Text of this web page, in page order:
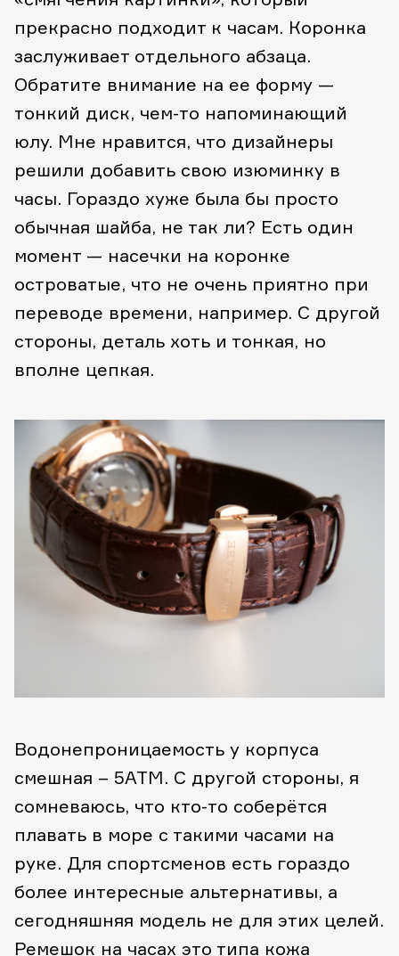
прекрасно подходит к часам. Коронка
заслуживает отдельного абзаца.
Обратите внимание на ее форму —
тонкий диск, чем-то напоминающий
юлу. Мне нравится, что дизайнеры
решили добавить свою изюминку в
часы. Гораздо хуже была бы просто
обычная шайба, не так ли? Есть один
момент — насечки на коронке
островатые, что не очень приятно при
переводе времени, например. С другой
стороны, деталь хоть и тонкая, но
вполне цепкая.
Водонепроницаемость у корпуса
смешная – 5АТМ. С другой стороны, я
сомневаюсь, что кто-то соберётся
плавать в море с такими часами на
руке. Для спортсменов есть гораздо
более интересные альтернативы, а
сегодняшняя модель не для этих целей.
Ремешок на часах это типа кожа